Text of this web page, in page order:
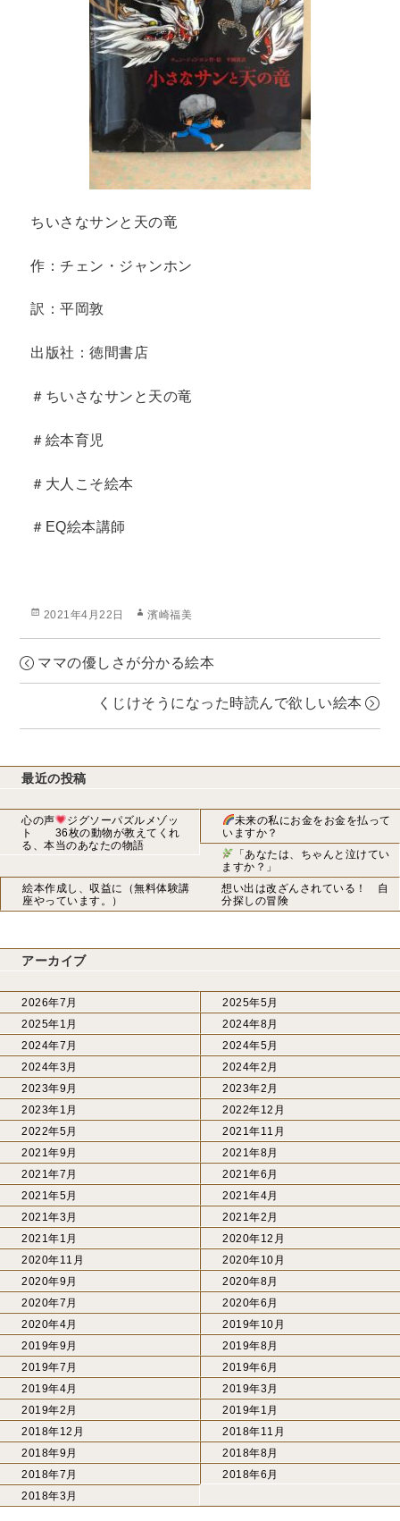
ちいさなサンと天の竜
作：チェン・ジャンホン
訳：平岡敦
出版社：徳間書店
＃ちいさなサンと天の竜
＃絵本育児
＃大人こそ絵本
＃EQ絵本講師
投
2021年4月22日
作
濱崎福美
ママの優しさが分かる絵本
くじけそうになった時読んで欲しい絵本
最近の投稿
心の声
ジグソーパズルメゾッ
ト 36枚の動物が教えてくれ
る、本当のあなたの物語
未来の私にお金をお金を払って
いますか？
「あなたは、ちゃんと泣けてい
ますか？」
絵本作成し、収益に（無料体験講
座やっています。）
想い出は改ざんされている！ 自
分探しの冒険
アーカイブ
2026年7月
2025年5月
2025年1月
2024年8月
2024年7月
2024年5月
2024年3月
2024年2月
2023年9月
2023年2月
2023年1月
2022年12月
2022年5月
2021年11月
2021年9月
2021年8月
2021年7月
2021年6月
2021年5月
2021年4月
2021年3月
2021年2月
2021年1月
2020年12月
2020年11月
2020年10月
2020年9月
2020年8月
2020年7月
2020年6月
2020年4月
2019年10月
2019年9月
2019年8月
2019年7月
2019年6月
2019年4月
2019年3月
2019年2月
2019年1月
2018年12月
2018年11月
2018年9月
2018年8月
2018年7月
2018年6月
2018年3月